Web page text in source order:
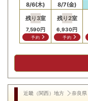
8/6(木)
残り3室
7,590円
予約
8/7(金)
残り2室
6,930円
予約
近畿（関西）地方 奈良県